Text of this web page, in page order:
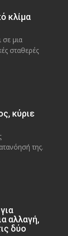
κλίμα
σε μια
σταθερές
κύριε
της.
αλλαγή,
δύο